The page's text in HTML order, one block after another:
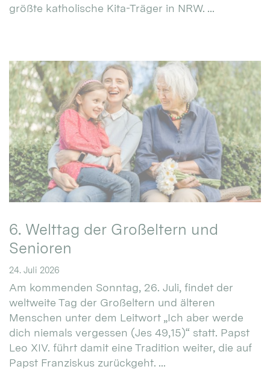
größte katholische Kita-Träger in NRW. ...
6. Welttag der Großeltern und
Senioren
24. Juli 2026
Am kommenden Sonntag, 26. Juli, findet der
weltweite Tag der Großeltern und älteren
Menschen unter dem Leitwort „Ich aber werde
dich niemals vergessen (Jes 49,15)“ statt. Papst
Leo XIV. führt damit eine Tradition weiter, die auf
Papst Franziskus zurückgeht. ...